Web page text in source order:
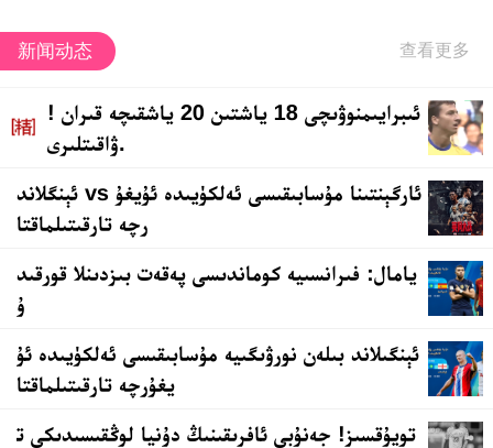
新闻动态
! ئىبرايىمنوۋىچى 18 ياشتىن 20 ياشقىچە قىران
ۋاقىتلىرى.
ئېنگلاند vs ئارگېنتىنا مۇسابىقىسى ئەلكۈيىدە ئۇيغۇ
رچە تارقىتىلماقتا
يامال: فىرانسىيە كوماندىسى پەقەت بىزدىنلا قورقىد
ۇ
ئېنگىلاند بىلەن نورۋىگىيە مۇسابىقىسى ئەلكۈيىدە ئۇ
يغۇرچە تارقىتىلماقتا
تويۇقسىز! جەنۇبى ئافرىقىنىڭ دۇنيا لوڭقىسىدىكى ت